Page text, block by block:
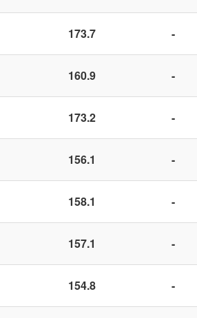
173.7 -
160.9 -
173.2 -
156.1 -
158.1 -
157.1 -
154.8 -